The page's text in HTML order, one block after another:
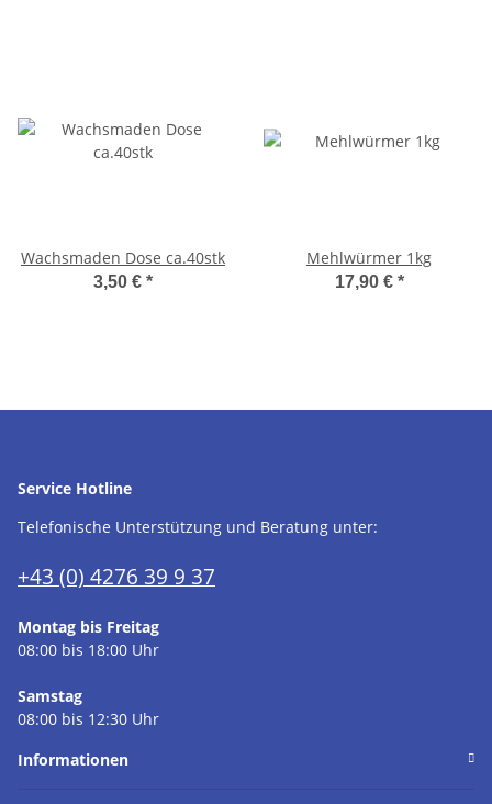
Wachsmaden Dose ca.40stk
3,50 € *
Mehlwürmer 1kg
17,90 € *
Service Hotline
Telefonische Unterstützung und Beratung unter:
+43 (0) 4276 39 9 37
Montag bis Freitag
08:00 bis 18:00 Uhr
Samstag
08:00 bis 12:30 Uhr
Informationen